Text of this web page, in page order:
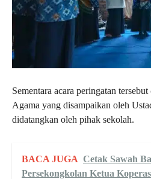
Sementara acara peringatan
Agama yang disampaikan oleh
didatangkan oleh pihak sekolah.
BACA JUGA Cetak Sawah
Persekongkolan Ketua